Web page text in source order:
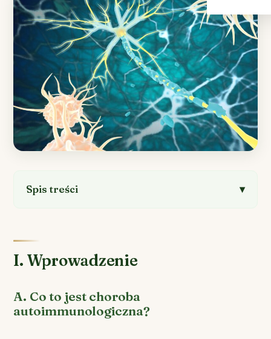
Spis treści
I. Wprowadzenie
A. Co to jest choroba
autoimmunologiczna?